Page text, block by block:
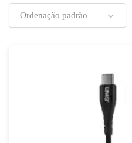
Ordenação padrão